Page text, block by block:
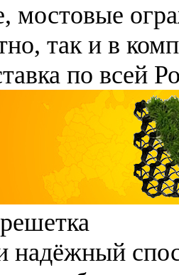
мостовые
так и в
по всей
надёжный